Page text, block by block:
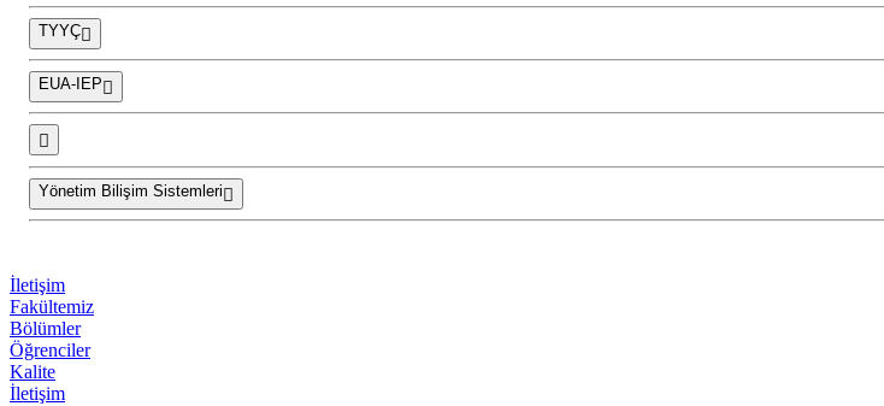
TYYÇ
EUA-IEP
Yönetim Bilişim Sistemleri
İletişim
Fakültemiz
Bölümler
Öğrenciler
Kalite
İletişim